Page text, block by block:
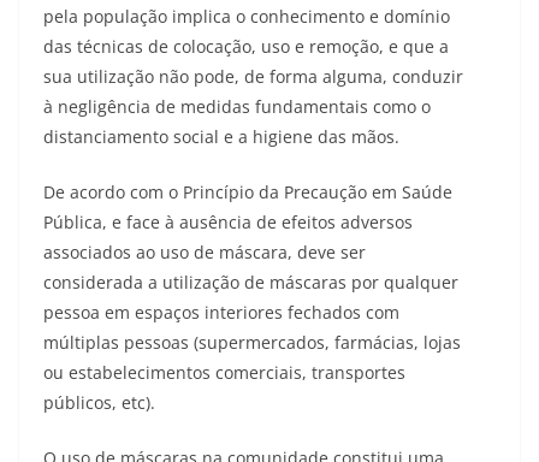
pela população implica o conhecimento e domínio
das técnicas de colocação, uso e remoção, e que a
sua utilização não pode, de forma alguma, conduzir
à negligência de medidas fundamentais como o
distanciamento social e a higiene das mãos.
De acordo com o Princípio da Precaução em Saúde
Pública, e face à ausência de efeitos adversos
associados ao uso de máscara, deve ser
considerada a utilização de máscaras por qualquer
pessoa em espaços interiores fechados com
múltiplas pessoas (supermercados, farmácias, lojas
ou estabelecimentos comerciais, transportes
públicos, etc).